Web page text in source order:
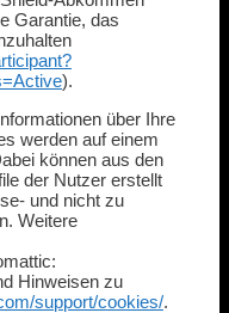
Garantie, das
).
über Ihre
werden auf einem
können aus den
der Nutzer erstellt
und nicht zu
Weitere
Hinweisen zu
support/cookies/.